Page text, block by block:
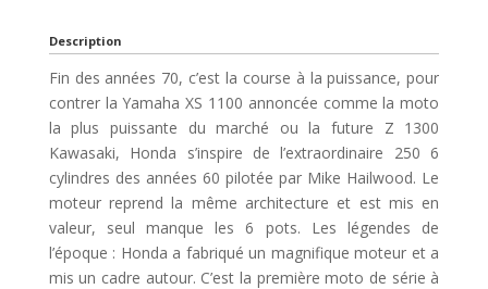
Description
Fin des années 70, c’est la course à la puissance, pour
contrer la Yamaha XS 1100 annoncée comme la moto
la plus puissante du marché ou la future Z 1300
Kawasaki, Honda s’inspire de l’extraordinaire 250 6
cylindres des années 60 pilotée par Mike Hailwood. Le
moteur reprend la même architecture et est mis en
valeur, seul manque les 6 pots. Les légendes de
l’époque : Honda a fabriqué un magnifique moteur et a
mis un cadre autour. C’est la première moto de série à